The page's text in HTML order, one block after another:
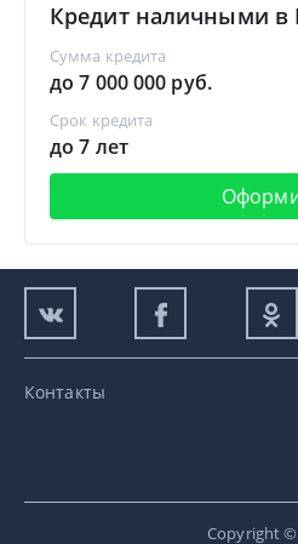
Кредит наличными в
Сумма кредита
до 7 000 000 руб.
Срок кредита
до 7 лет
Контакты
Copyright ©